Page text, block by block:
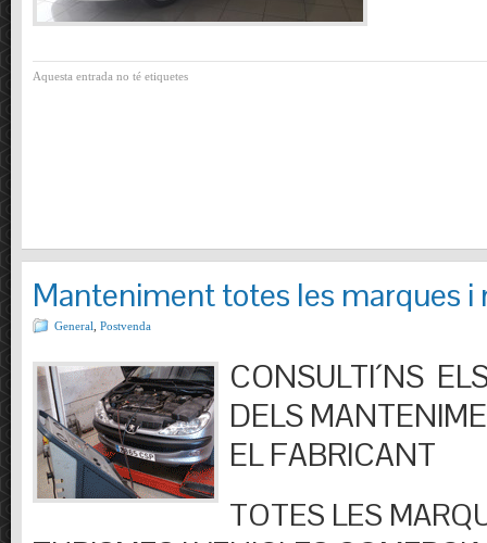
Aquesta entrada no té etiquetes
Manteniment totes les marques i
General Postvenda
CONSULTI´NS
DELS
EL FABRICANT
TOTES LES